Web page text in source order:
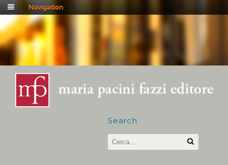
Navigation
Search